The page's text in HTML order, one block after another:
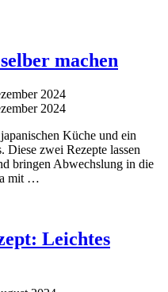
machen
2024
2024
Küche und ein
Diese zwei Rezepte lassen
bringen Abwechslung in die
mit …
Leichtes